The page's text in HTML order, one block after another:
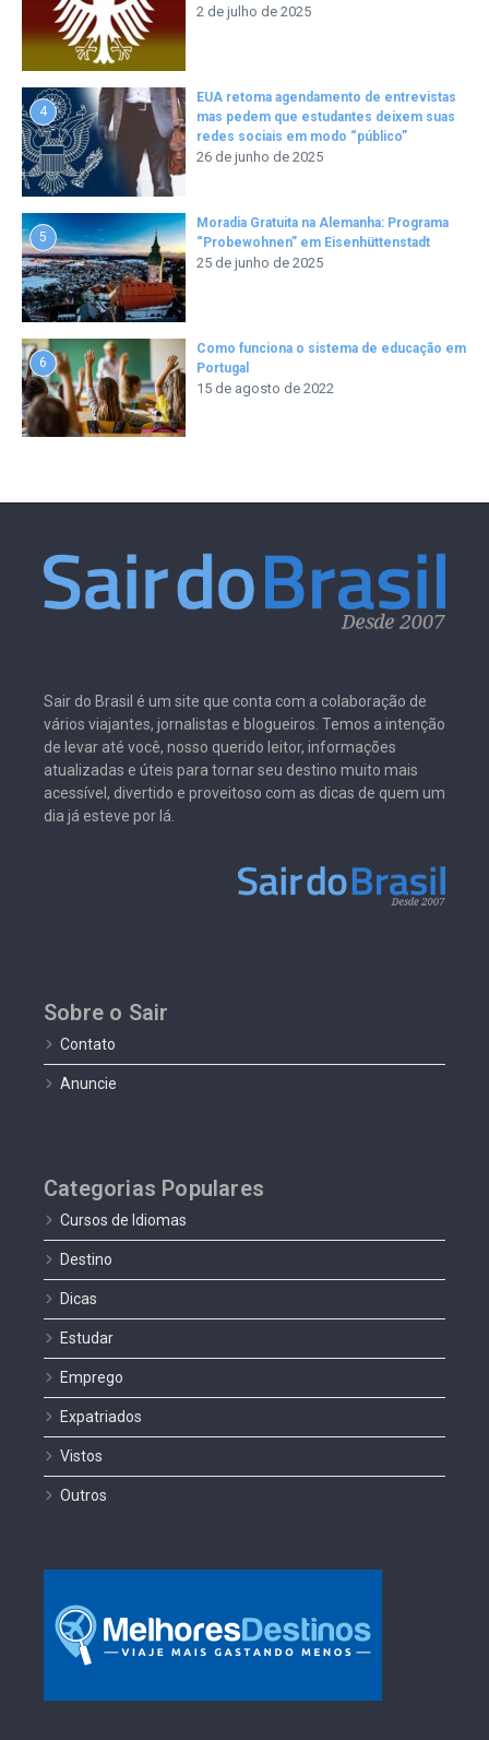
2 de julho de 2025
4
EUA retoma agendamento de entrevistas
mas pedem que estudantes deixem suas
redes sociais em modo “público”
26 de junho de 2025
5
Moradia Gratuita na Alemanha: Programa
“Probewohnen” em Eisenhüttenstadt
25 de junho de 2025
6
Como funciona o sistema de educação em
Portugal
15 de agosto de 2022
Sair do Brasil é um site que conta com a colaboração de
vários viajantes, jornalistas e blogueiros. Temos a intenção
de levar até você, nosso querido leitor, informações
atualizadas e úteis para tornar seu destino muito mais
acessível, divertido e proveitoso com as dicas de quem um
dia já esteve por lá.
Sobre o Sair
Contato
Anuncie
Categorias Populares
Cursos de Idiomas
Destino
Dicas
Estudar
Emprego
Expatriados
Vistos
Outros